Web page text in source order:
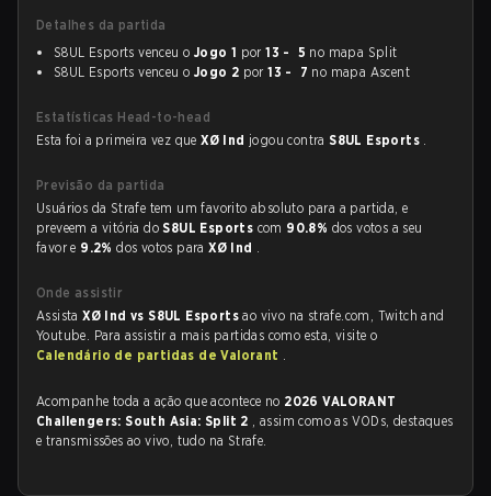
Detalhes da partida
S8UL Esports venceu o Jogo 1 por13 - 5 no mapa Split
S8UL Esports venceu o Jogo 2 por13 - 7 no mapa Ascent
Estatísticas Head-to-head
Esta foi a primeira vez queXØ Ind jogou contraS8UL Esports .
Previsão da partida
Usuários da Strafe tem um favorito absoluto para a partida, e
preveem a vitória doS8UL Esports com 90.8% dos votos a seu
favor e 9.2%dos votos paraXØ Ind .
Onde assistir
AssistaXØ Ind vs S8UL Esportsao vivo na strafe.com, Twitch and
Youtube. Para assistir a mais partidas como esta, visite o
Calendário de partidas de Valorant .
Acompanhe toda a ação que acontece no 2026 VALORANT
Challengers: South Asia: Split 2 , assim como as VODs, destaques
e transmissões ao vivo, tudo na Strafe.